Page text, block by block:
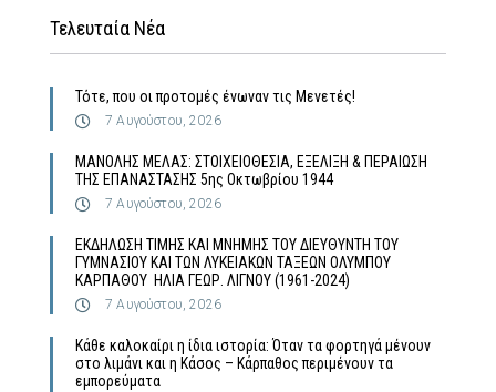
Τελευταία Νέα
Τότε, που οι προτομές ένωναν τις Μενετές!
7 Αυγούστου, 2026
MΑΝΟΛΗΣ ΜΕΛΑΣ: ΣΤΟΙΧΕΙΟΘΕΣΙΑ, ΕΞΕΛΙΞΗ & ΠΕΡΑΙΩΣΗ
ΤΗΣ ΕΠΑΝΑΣΤΑΣΗΣ 5ης Οκτωβρίου 1944
7 Αυγούστου, 2026
ΕΚΔΗΛΩΣΗ ΤΙΜΗΣ ΚΑΙ ΜΝΗΜΗΣ ΤΟΥ ΔΙΕΥΘΥΝΤΗ ΤΟΥ
ΓΥΜΝΑΣΙΟΥ ΚΑΙ ΤΩΝ ΛΥΚΕΙΑΚΩΝ ΤΑΞΕΩΝ ΟΛΥΜΠΟΥ
ΚΑΡΠΑΘΟΥ ΗΛΙΑ ΓΕΩΡ. ΛΙΓΝΟΥ (1961-2024)
7 Αυγούστου, 2026
Κάθε καλοκαίρι η ίδια ιστορία: Όταν τα φορτηγά μένουν
στο λιμάνι και η Κάσος – Κάρπαθος περιμένουν τα
εμπορεύματα